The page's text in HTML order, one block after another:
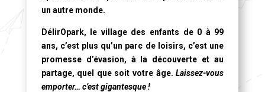
un autre monde.
DélirOpark, le village des enfants de 0 à 99
ans, c’est plus qu’un parc de loisirs, c’est une
promesse d’évasion, à la découverte et au
partage, quel que soit votre âge.Laissez-vous
emporter… c’est gigantesque !